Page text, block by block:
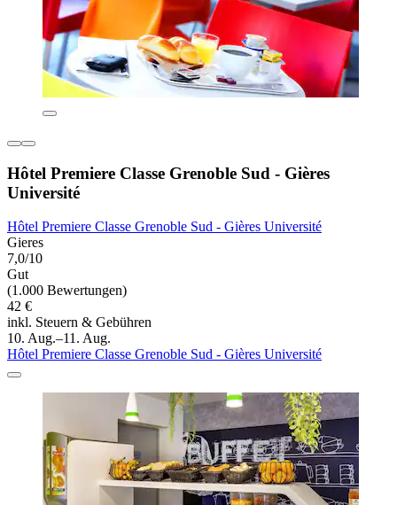
Hôtel Premiere Classe Grenoble Sud - Gières
Université
Hôtel Premiere Classe Grenoble Sud - Gières Université
Gieres
7,0/10
Gut
(1.000 Bewertungen)
42 €
inkl. Steuern & Gebühren
10. Aug.–11. Aug.
Hôtel Premiere Classe Grenoble Sud - Gières Université